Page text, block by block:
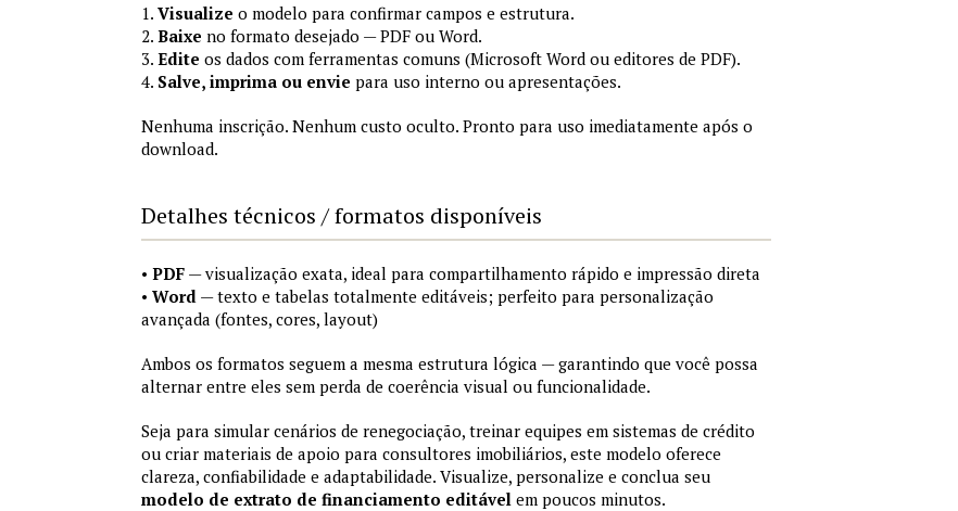
1. Visualize o modelo para confirmar campos e estrutura.
2. Baixe no formato desejado — PDF ou Word.
3. Edite os dados com ferramentas comuns (Microsoft Word ou editores de PDF).
4. Salve, imprima ou envie para uso interno ou apresentações.
Nenhuma inscrição. Nenhum custo oculto. Pronto para uso imediatamente após o
download.
Detalhes técnicos / formatos disponíveis
• PDF — visualização exata, ideal para compartilhamento rápido e impressão direta
• Word — texto e tabelas totalmente editáveis; perfeito para personalização
avançada (fontes, cores, layout)
Ambos os formatos seguem a mesma estrutura lógica — garantindo que você possa
alternar entre eles sem perda de coerência visual ou funcionalidade.
Seja para simular cenários de renegociação, treinar equipes em sistemas de crédito
ou criar materiais de apoio para consultores imobiliários, este modelo oferece
clareza, confiabilidade e adaptabilidade. Visualize, personalize e conclua seu
modelo de extrato de financiamento editável em poucos minutos.